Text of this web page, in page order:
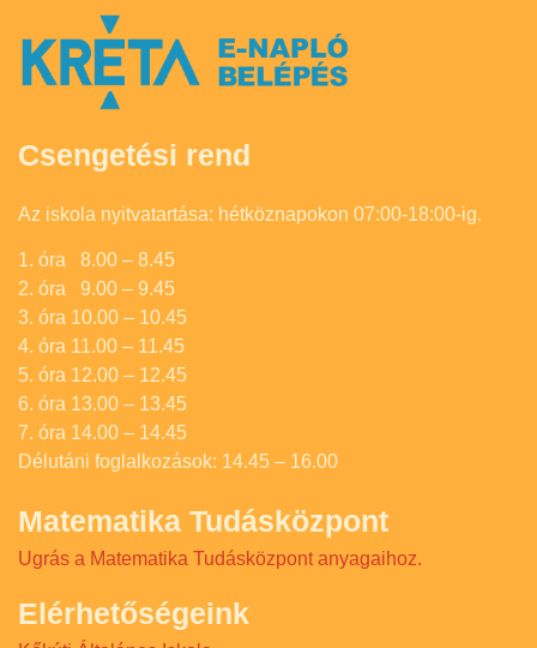
Csengetési rend
Az iskola nyitvatartása: hétköznapokon 07:00-18:00-ig.
1. óra 8.00 – 8.45
2. óra 9.00 – 9.45
3. óra 10.00 – 10.45
4. óra 11.00 – 11.45
5. óra 12.00 – 12.45
6. óra 13.00 – 13.45
7. óra 14.00 – 14.45
Délutáni foglalkozások: 14.45 – 16.00
Matematika Tudásközpont
Ugrás a Matematika Tudásközpont anyagaihoz.
Elérhetőségeink